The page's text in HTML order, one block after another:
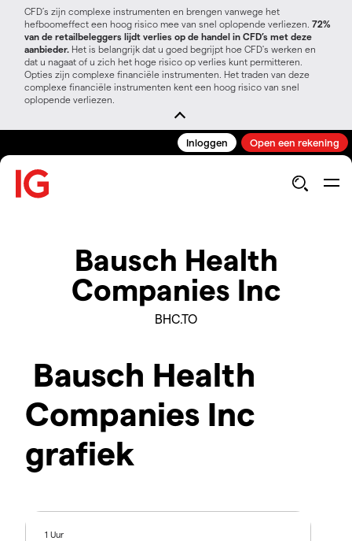
CFD’s zijn complexe instrumenten en brengen vanwege het
hefboomeffect een hoog risico mee van snel oplopende verliezen. 72%
van de retailbeleggers lijdt verlies op de handel in CFD’s met deze
aanbieder. Het is belangrijk dat u goed begrijpt hoe CFD's werken en
dat u nagaat of u zich het hoge risico op verlies kunt permitteren.
Opties zijn complexe financiële instrumenten. Het traden van deze
complexe financiële instrumenten kent een hoog risico van snel
oplopende verliezen.
Inloggen Open een rekening
Bausch Health
Companies Inc
BHC.TO
Bausch Health
Companies Inc
grafiek
1 Uur